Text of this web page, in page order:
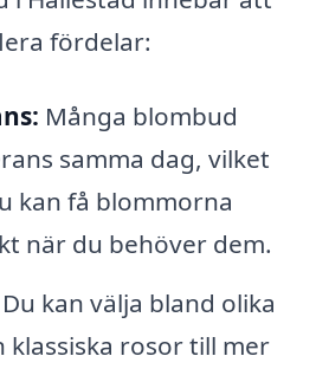
fördelar:
Många blombud
samma dag, vilket
kan få blommorna
när du behöver dem.
Du kan välja bland olika
klassiska rosor till mer